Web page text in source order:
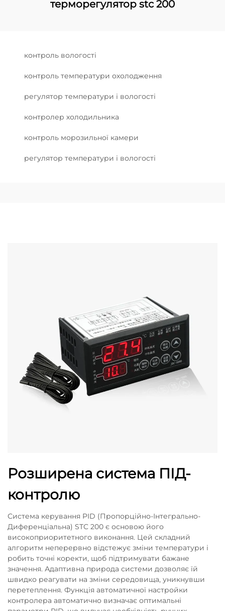
терморегулятор stc 200
контроль вологості
контроль температури охолодження
регулятор температури і вологості
контролер холодильника
контроль морозильної камери
регулятор температури і вологості
Розширена система ПІД-
контролю
Система керування PID (Пропорційно-Інтегрально-
Диференціальна) STC 200 є основою його
високоприоритетного виконання. Цей складний
алгоритм неперервно відстежує зміни температури і
робить точні коректи, щоб підтримувати бажане
значення. Адаптивна природа системи дозволяє їй
швидко реагувати на зміни середовища, уникнувши
перетеплення. Функція автоматичної настройки
контролера автоматично визначає оптимальні